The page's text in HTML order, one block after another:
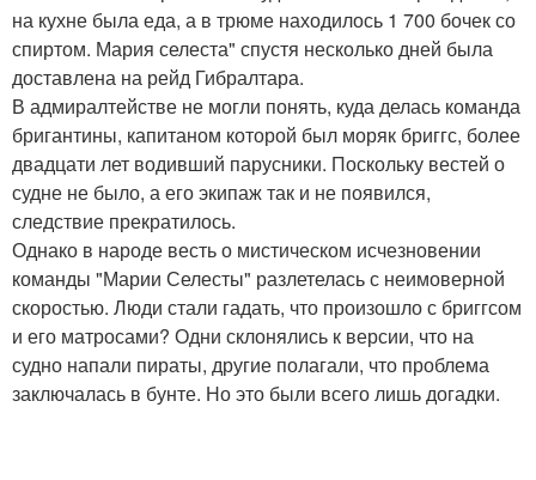
на кухне была еда, а в трюме находилось 1 700 бочек со
спиртом. Мария селеста" спустя несколько дней была
доставлена на рейд Гибралтара.
В адмиралтействе не могли понять, куда делась команда
бригантины, капитаном которой был моряк бриггс, более
двадцати лет водивший парусники. Поскольку вестей о
судне не было, а его экипаж так и не появился,
следствие прекратилось.
Однако в народе весть о мистическом исчезновении
команды "Марии Селесты" разлетелась с неимоверной
скоростью. Люди стали гадать, что произошло с бриггсом
и его матросами? Одни склонялись к версии, что на
судно напали пираты, другие полагали, что проблема
заключалась в бунте. Но это были всего лишь догадки.